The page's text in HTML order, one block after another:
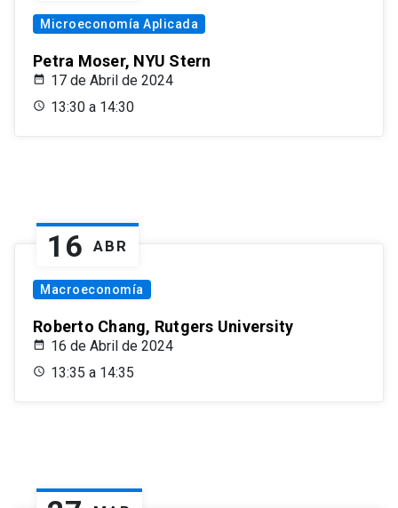
Microeconomía Aplicada
Petra Moser, NYU Stern
17 de Abril de 2024
13:30 a 14:30
16 ABR
Macroeconomía
Roberto Chang, Rutgers University
16 de Abril de 2024
13:35 a 14:35